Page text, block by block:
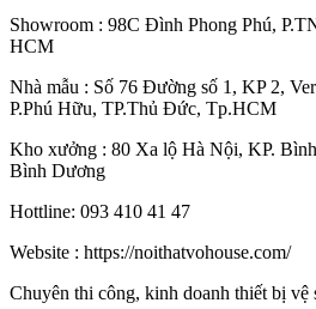
Showroom : 98C Đình Phong Phú,
HCM
Nhà mẫu : Số 76 Đường số 1, KP 2,
P.Phú Hữu, TP.Thủ Đức, Tp.HCM
Kho xưởng : 80 Xa lộ Hà Nội, KP.
Bình Dương
Hottline: 093 410 41 47
Website : https://noithatvohouse.com/
Chuyên thi công, kinh doanh thiết bị vệ